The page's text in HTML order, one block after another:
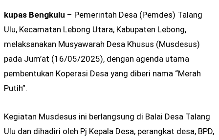
kupas Bengkulu – Pemerintah Desa (Pemdes) Talang
Ulu, Kecamatan Lebong Utara, Kabupaten Lebong,
melaksanakan Musyawarah Desa Khusus (Musdesus)
pada Jum’at (16/05/2025), dengan agenda utama
pembentukan Koperasi Desa yang diberi nama “Merah
Putih”.
Kegiatan Musdesus ini berlangsung di Balai Desa Talang
Ulu dan dihadiri oleh Pj Kepala Desa, perangkat desa, BPD,